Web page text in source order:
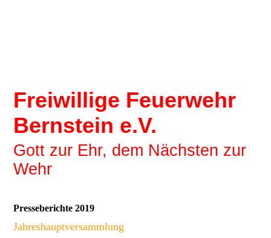
Freiwillige Feuerwehr
Bernstein e.V.
Gott zur Ehr, dem Nächsten zur
Wehr
Presseberichte 2019
Jahreshauptversammlung